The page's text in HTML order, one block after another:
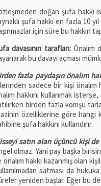
doğan şufa hakkı
şufa hakkı en fazla 10
için süre bu hakkın
davasının tarafları: Önalım
bu davayı açması
fazla paydaşın önalım
sadece bir kişi
hakkını kullanmak
birden fazla komşu
özelliklerine göre hangi
şufa hakkını kullandırır.
satın alan üçüncü kişi
olmaz. Yani pay başka
önalım hakkı kazanmış olan
satması da
yeniden başlar. Eğer bu